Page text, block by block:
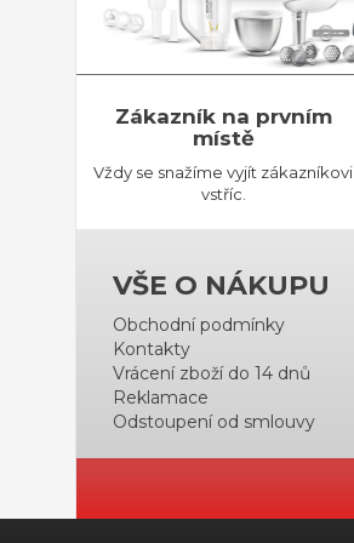
Zákazník na prvním
místě
Vždy se snažíme vyjít zákazníkovi
vstříc.
VŠE O NÁKUPU
Obchodní podmínky
Kontakty
Vrácení zboží do 14 dnů
Reklamace
Odstoupení od smlouvy